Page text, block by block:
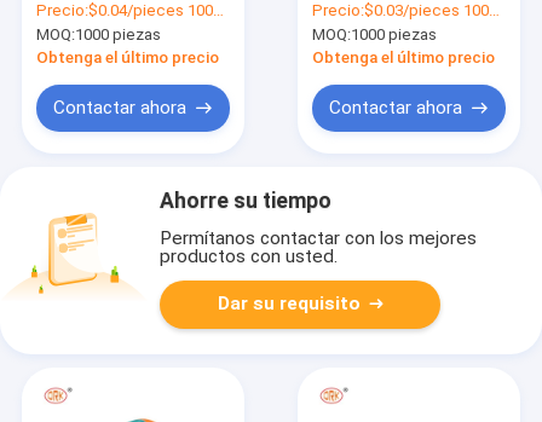
caucho nitrilo Anillo
de sellado de caucho
Color personalizado
Precio:$0.04/pieces 1000-4999 pieces
MOQ:1000 piezas
Obtenga el último precio
Contactar ahora
de doble
recubrimiento PTFE
FKM O Sellos de
Precio:$0.03/pieces 1000-4999 pieces
MOQ:1000 piezas
Obtenga el último precio
Contactar ahora
Ahorre su tiempo
Permítanos contactar con los mejores
productos con usted.
Dar su requisito